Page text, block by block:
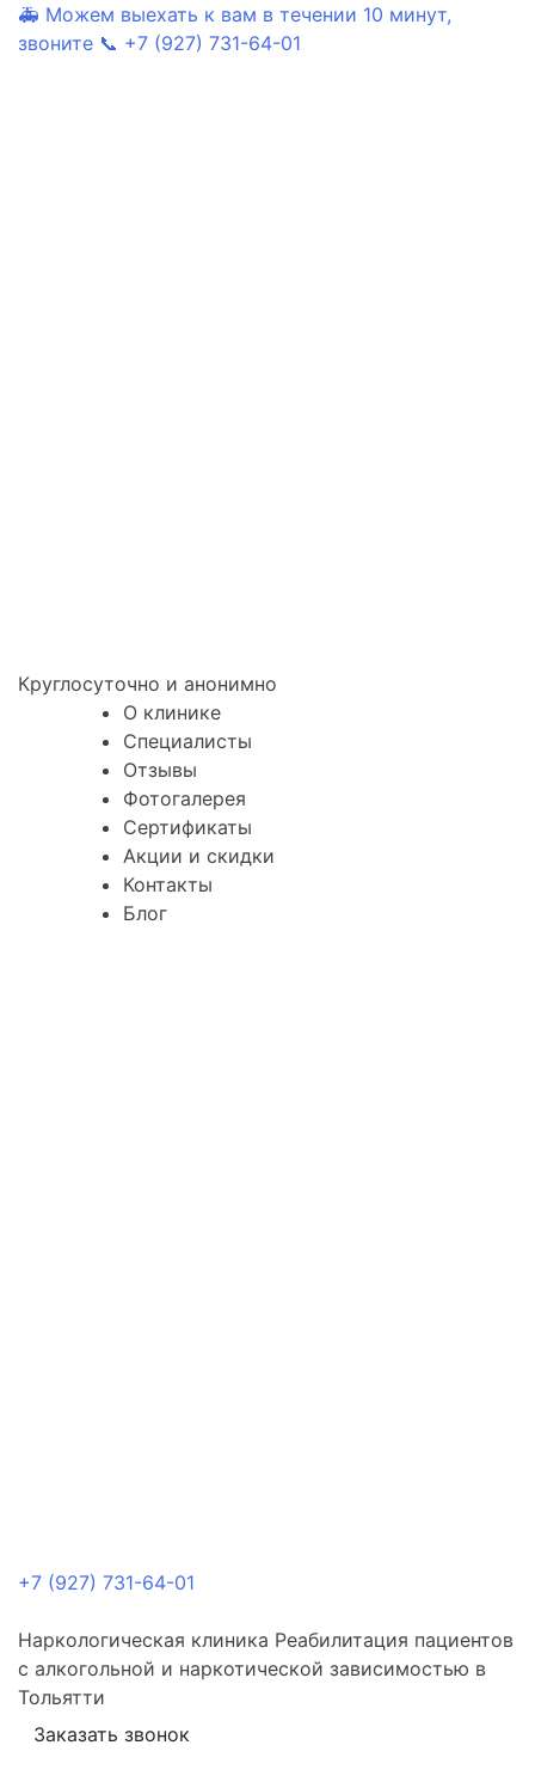
🚑 Можем выехать к вам в течении 10 минут,
звоните 📞 +7 (927) 731-64-01
Круглосуточно и анонимно
О клинике
Специалисты
Отзывы
Фотогалерея
Сертификаты
Акции и скидки
Контакты
Блог
+7 (927) 731-64-01
Наркологическая клиника Реабилитация пациентов
с алкогольной и наркотической зависимостью в
Тольятти
Заказать звонок